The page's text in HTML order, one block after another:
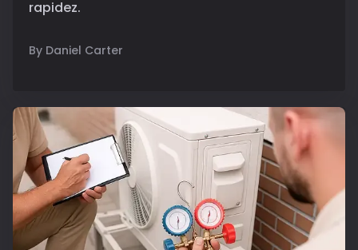
rapidez.
By Daniel Carter